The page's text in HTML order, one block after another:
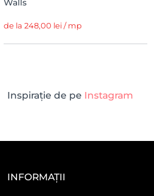
Walls
de la 248,00 lei / mp
Inspirație de pe Instagram
INFORMAȚII